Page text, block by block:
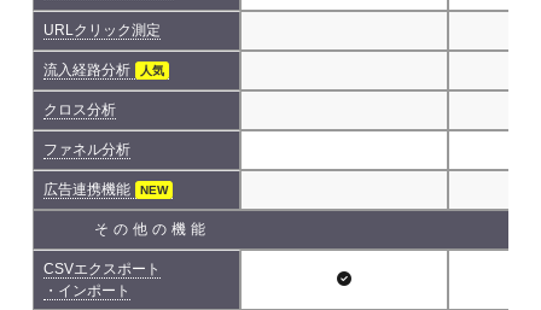
URLクリック測定
流入経路分析 人気
クロス分析
ファネル分析
広告連携機能 NEW
その他の機能
CSVエクスポート
・インポート